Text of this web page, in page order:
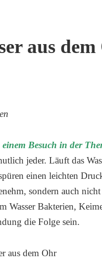
aus
Besuch in der
jeder. Läuft das
einen leichten
sondern auch
Wasser Bakterien,
die Folge sein.